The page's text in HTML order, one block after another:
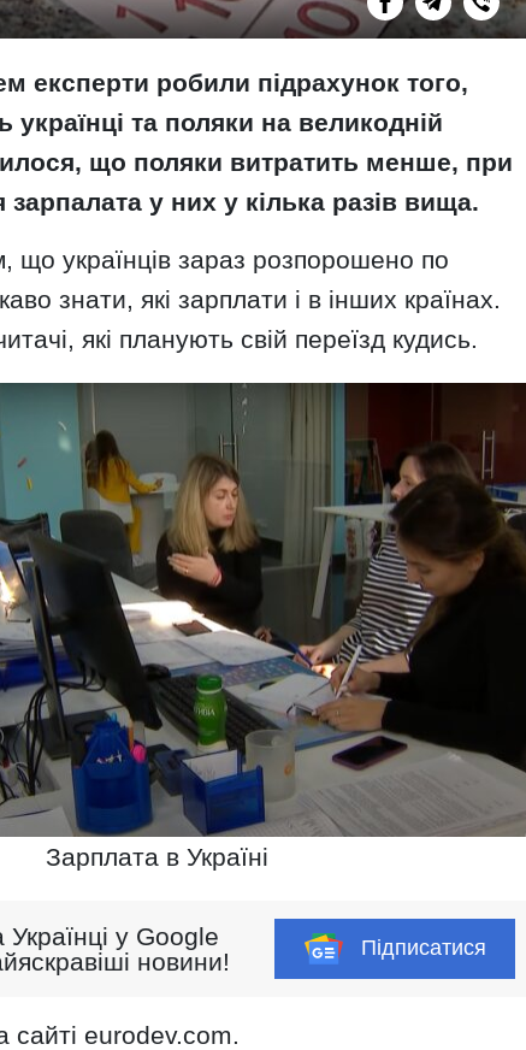
експерти робили підрахунок того,
українці та поляки на великодній
що поляки витратить менше, при
у них у кілька разів вища.
що українців зараз розпорошено по
знати, які зарплати і в інших країнах.
які планують свій переїзд кудись.
Зарплата в Україні
Українці у Google
новини!
Підписатися
сайті eurodev.com.